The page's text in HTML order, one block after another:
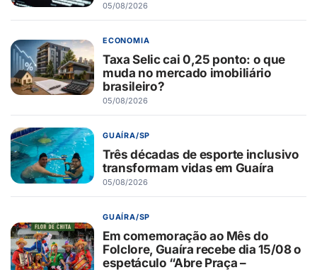
05/08/2026
ECONOMIA
Taxa Selic cai 0,25 ponto: o que
muda no mercado imobiliário
brasileiro?
05/08/2026
GUAÍRA/SP
Três décadas de esporte inclusivo
transformam vidas em Guaíra
05/08/2026
GUAÍRA/SP
Em comemoração ao Mês do
Folclore, Guaíra recebe dia 15/08 o
espetáculo “Abre Praça –